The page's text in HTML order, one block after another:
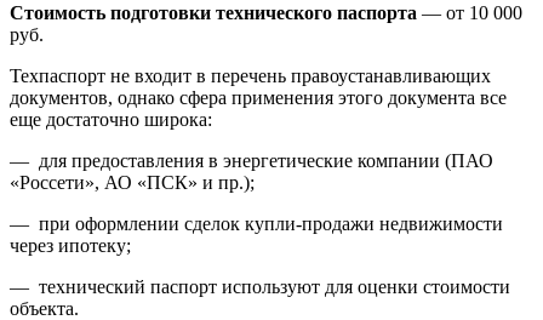
Стоимость подготовки технического паспорта — от 10 000
руб.
Техпаспорт не входит в перечень правоустанавливающих
документов, однако сфера применения этого документа все
еще достаточно широка:
— для предоставления в энергетические компании (ПАО
«Россети», АО «ПСК» и пр.);
— при оформлении сделок купли-продажи недвижимости
через ипотеку;
— технический паспорт используют для оценки стоимости
объекта.